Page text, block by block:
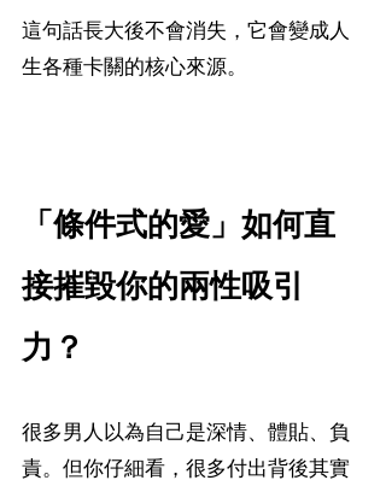
這句話長大後不會消失，它會變成人
生各種卡關的核心來源。
「條件式的愛」如何直
接摧毀你的兩性吸引
力？
很多男人以為自己是深情、體貼、負
責。但你仔細看，很多付出背後其實